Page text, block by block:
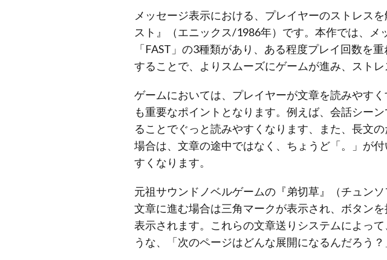
メッセージ表示における、プレイヤーのストレス
スト』（エニックス/1986年）です。本作では、メ
「FAST」の3種類があり、ある程度プレイ回数を
することで、よりスムーズにゲームが進み、スト
ゲームにおいては、プレイヤーが文章を読みやす
も重要なポイントとなります。例えば、会話シー
ることでぐっと読みやすくなります、また、長文
場合は、文章の途中ではなく、ちょうど「。」が
すくなります。
元祖サウンドノベルゲームの『弟切草』（チュン
文章に進む場合は三角マークが表示され、ボタン
表示されます。これらの文章送りシステムによっ
うな、「次のページはどんな展開になるんだろう